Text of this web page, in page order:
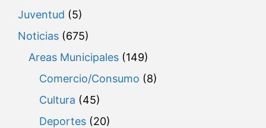
Juventud (5)
Noticias (675)
Areas Municipales (149)
Comercio/Consumo (8)
Cultura (45)
Deportes (20)